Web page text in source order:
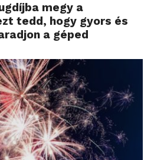
megy a
tedd, hogy gyors és
a géped